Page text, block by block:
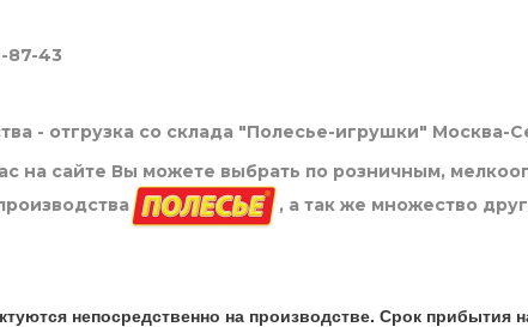
87-43
- отгрузка со склада "Полесье-игрушки" Москва-
на сайте Вы можете выбрать по розничным,
, а так же множество
непосредственно на производстве. Срок прибытия